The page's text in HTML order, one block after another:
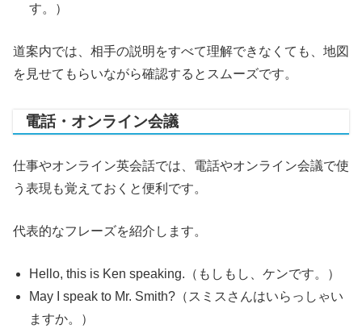
す。）
道案内では、相手の説明をすべて理解できなくても、地図
を見せてもらいながら確認するとスムーズです。
電話・オンライン会議
仕事やオンライン英会話では、電話やオンライン会議で使
う表現も覚えておくと便利です。
代表的なフレーズを紹介します。
Hello, this is Ken speaking.（もしもし、ケンです。）
May I speak to Mr. Smith?（スミスさんはいらっしゃい
ますか。）